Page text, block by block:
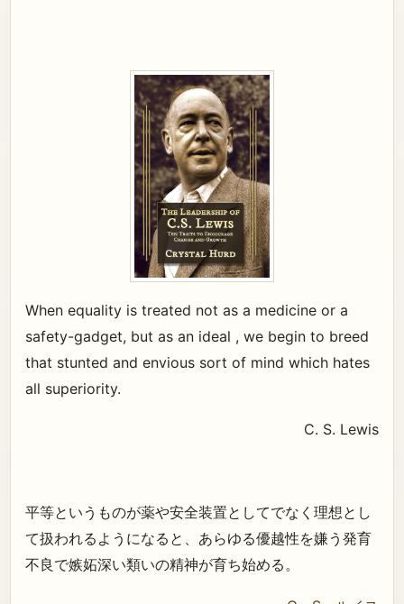
When equality is treated not as a medicine or a
safety-gadget, but as an ideal , we begin to breed
that stunted and envious sort of mind which hates
all superiority.
C. S. Lewis
平等というものが薬や安全装置としてでなく理想とし
て扱われるようになると、あらゆる優越性を嫌う発育
不良で嫉妬深い類いの精神が育ち始める。